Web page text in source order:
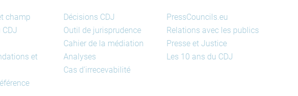
champ
et
Décisions CDJ
Outil de jurisprudence
Cahier de la médiation
Analyses
Cas d'irrecevabilité
PressCouncils.eu
Relations avec les publics
Presse et Justice
Les 10 ans du CDJ